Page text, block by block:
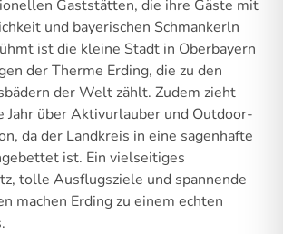
Gaststätten, die ihre Gäste mit
und bayerischen Schmankerln
ist die kleine Stadt in Oberbayern
der Therme Erding, die zu den
der Welt zählt. Zudem zieht
Jahr über Aktivurlauber und Outdoor-
da der Landkreis in eine sagenhafte
ist. Ein vielseitiges
tolle Ausflugsziele und spannende
machen Erding zu einem echten